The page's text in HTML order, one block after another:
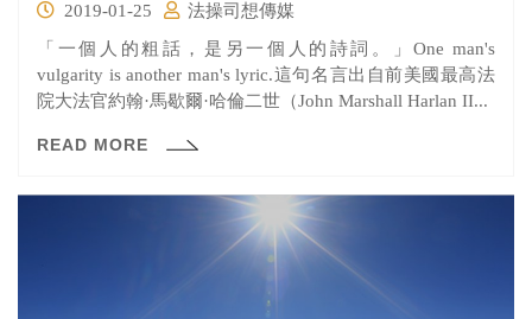
2019-01-25
法操司想傳媒
「一個人的粗話，是另一個人的詩詞。」One man's
vulgarity is another man's lyric.這句名言出自前美國最高法
院大法官約翰·馬歇爾·哈倫二世（John Marshall Harlan II...
READ MORE